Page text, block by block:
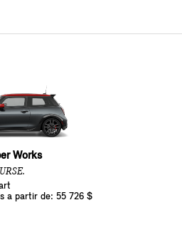
Works
a partir de: 55 726 $